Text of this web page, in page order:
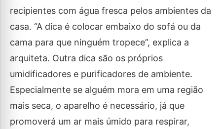
recipientes com água fresca pelos ambientes da
casa. “A dica é colocar embaixo do sofá ou da
cama para que ninguém tropece”, explica a
arquiteta. Outra dica são os próprios
umidificadores e purificadores de ambiente.
Especialmente se alguém mora em uma região
mais seca, o aparelho é necessário, já que
promoverá um ar mais úmido para respirar,